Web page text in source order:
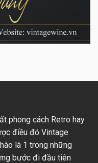
phong cách Retro hay
điều đó Vintage
là 1 trong những
bước đi đầu tiên